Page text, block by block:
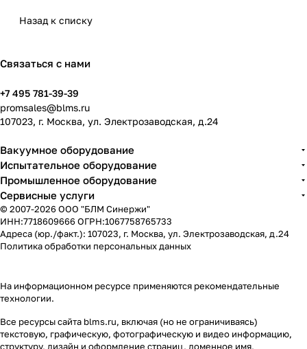
Назад к списку
Связаться с нами
+7 495 781-39-39
promsales@blms.ru
107023, г. Москва, ул. Электрозаводская, д.24
Вакуумное оборудование
Испытательное оборудование
Промышленное оборудование
Сервисные услуги
© 2007-2026 ООО "БЛМ Синержи"
ИНН:7718609666 ОГРН:1067758765733
Адреса (юр./факт.): 107023, г. Москва, ул. Электрозаводская, д.24
Политика обработки персональных данных
На информационном ресурсе применяются рекомендательные
технологии.
Все ресурсы сайта blms.ru, включая (но не ограничиваясь)
текстовую, графическую, фотографическую и видео информацию,
структуру, дизайн и оформление страниц, доменное имя,